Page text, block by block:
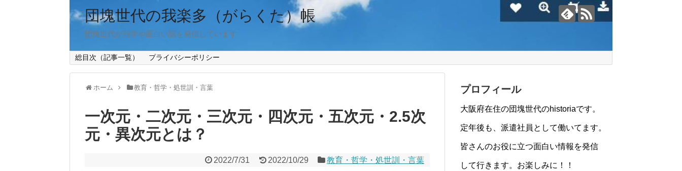
団塊世代の我楽多（がらくた）帳
団塊世代が雑学や面白い話を発信しています
総目次（記事一覧） プライバシーポリシー
ホーム 教育・哲学・処世訓・言葉
一次元・二次元・三次元・四次元・五次元・2.5次
元・異次元とは？
2022/7/31 2022/10/29 教育・哲学・処世訓・言葉
プロフィール
大阪府在住の団塊世代のhistoriaです。
定年後も、派遣社員として働いてます。
皆さんのお役に立つ面白い情報を発信
して行きます。お楽しみに！！